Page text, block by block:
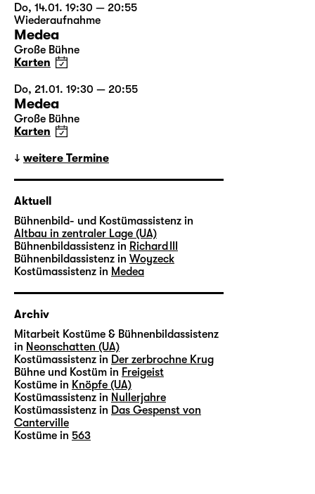
Do, 14.01. 19:30 — 20:55
Wiederaufnahme
Medea
Große Bühne
Karten
Do, 21.01. 19:30 — 20:55
Medea
Große Bühne
Karten
weitere Termine
Aktuell
Bühnenbild- und Kostümassistenz in
Altbau in zentraler Lage (UA)
Bühnenbildassistenz in Richard III
Bühnenbildassistenz in Woyzeck
Kostümassistenz in Medea
Archiv
Mitarbeit Kostüme & Bühnenbildassistenz
in Neonschatten (UA)
Kostümassistenz in Der zerbrochne Krug
Bühne und Kostüm in Freigeist
Kostüme in Knöpfe (UA)
Kostümassistenz in Nullerjahre
Kostümassistenz in Das Gespenst von
Canterville
Kostüme in 563